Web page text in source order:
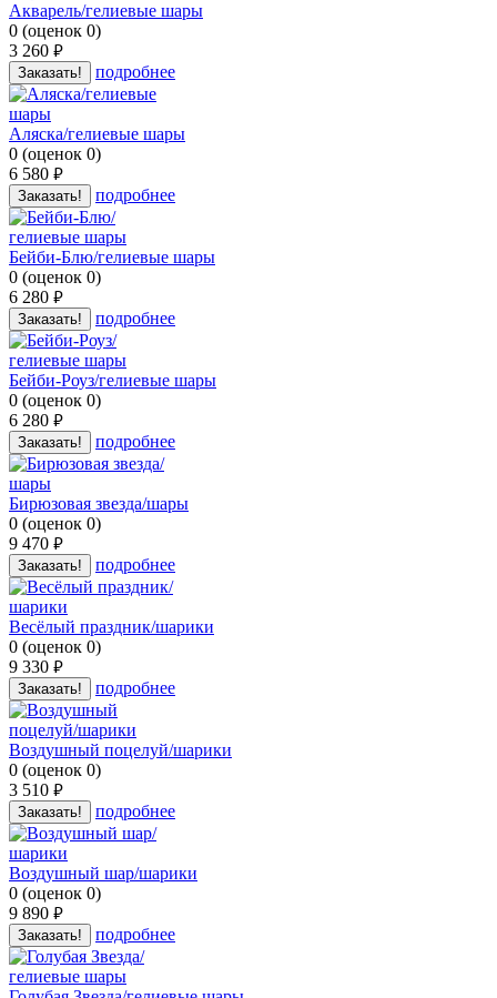
Акварель/гелиевые шары
0 (оценок 0)
3 260 руб.
Заказать! подробнее
Аляска/гелиевые шары
0 (оценок 0)
6 580 руб.
Заказать! подробнее
Бейби-Блю/гелиевые шары
0 (оценок 0)
6 280 руб.
Заказать! подробнее
Бейби-Роуз/гелиевые шары
0 (оценок 0)
6 280 руб.
Заказать! подробнее
Бирюзовая звезда/шары
0 (оценок 0)
9 470 руб.
Заказать! подробнее
Весёлый праздник/шарики
0 (оценок 0)
9 330 руб.
Заказать! подробнее
Воздушный поцелуй/шарики
0 (оценок 0)
3 510 руб.
Заказать! подробнее
Воздушный шар/шарики
0 (оценок 0)
9 890 руб.
Заказать! подробнее